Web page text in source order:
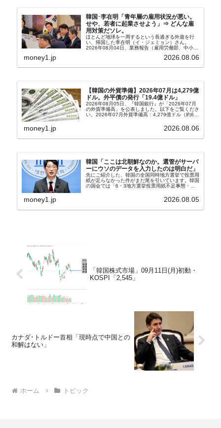
韓国･李在明「青年層の雇用状況が悪い。
せや、若者に起業させよう」⇒ どんな雇
用対策だソレ。
ほとんど地球を一周するという長過ぎる外遊を行
い、帰国した李在明（イ・ジェミョン）さん。
2026年08月04日、業務報告（雇用労働部、中小ベ
上、韓国大統領に成りおおせた李在明（イ・ジェミ
money1.jp 2026.08.06
【韓国の外貨準備】2026年07月は4,279億
ドル。外平債の発行「19.4億ドル」
2026年08月05日、『韓国銀行』が「2026年07月
の外貨準備高」を公表しました。以下をご覧くださ
い。2026年07月外貨準備高：4,279億ドル（約67
money1.jp 2026.08.06
韓国「ここは北朝鮮なのか。選管がサーバ
ーにウソのデータを入力したのは明白だ」
先にご紹介した、韓国の全国同時地方選挙で投票用
紙が足らなかった件がまだ尾を引いています。韓国
の国会では「6・3地方選挙投票用紙不足事態・国
す。『国民の力』の朱晋佑（チュ・ジヌ）議員はそ
money1.jp 2026.08.05
「韓国株式市場」09月11日(月)初動・
KOSPI「2,545」
カナダ･トルドー首相「現時点で中国との
和解はない」
ホーム トピック